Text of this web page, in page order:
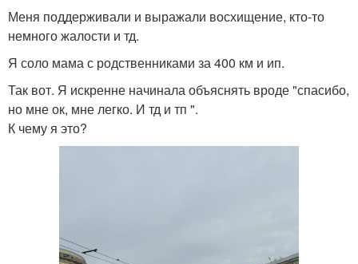
Меня поддерживали и выражали восхищение, кто-то
немного жалости и тд.
Я соло мама с родственниками за 400 км и ип.
Так вот. Я искренне начинала объяснять вроде "спасибо,
но мне ок, мне легко. И тд и тп ".
К чему я это?